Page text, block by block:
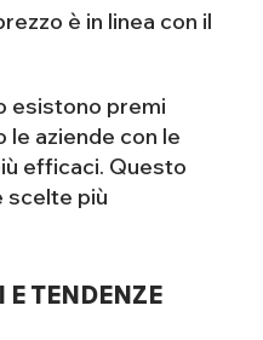
è in linea con il
esistono premi
le aziende con le
efficaci. Questo
scelte più
TENDENZE